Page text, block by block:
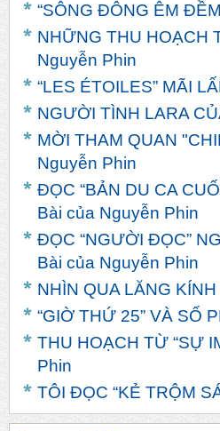
“SÔNG ĐÔNG ÊM
NHỮNG THU HOẠCH
Nguyễn Phin
“LES ÉTOILES” MÃI
NGƯỜI TÌNH LARA
MỜI THAM QUAN
Nguyễn Phin
ĐỌC “BẢN DU CA
Bài của Nguyễn Phin
ĐỌC “NGƯỜI ĐỌC”
Bài của Nguyễn Phin
NHÌN QUA LĂNG
“GIỜ THỨ 25” VÀ SỐ
THU HOẠCH TỪ “SỰ
Phin
TÔI ĐỌC “KẺ TRỘM